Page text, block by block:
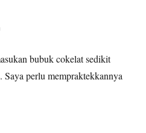
bubuk cokelat sedikit
perlu mempraktekkannya